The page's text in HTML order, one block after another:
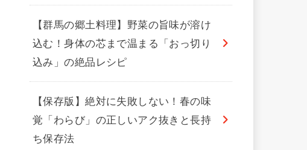
【群馬の郷土料理】野菜の旨味が溶け
込む！身体の芯まで温まる「おっ切り
込み」の絶品レシピ
【保存版】絶対に失敗しない！春の味
覚「わらび」の正しいアク抜きと長持
ち保存法